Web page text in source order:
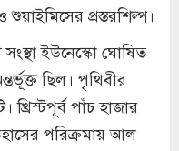
প্রস্তরশিল্প।
ইউনেস্কো ঘোষিত
ছিল। পৃথিবীর
পাঁচ হাজার
পরিক্রমায় আল